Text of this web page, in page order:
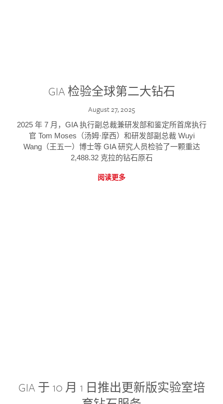
GIA 检验全球第二大钻石
August 27, 2025
2025 年 7 月，GIA 执行副总裁兼研发部和鉴定所首席执行
官 Tom Moses（汤姆·摩西）和研发部副总裁 Wuyi
Wang（王五一）博士等 GIA 研究人员检验了一颗重达
2,488.32 克拉的钻石原石
阅读更多
GIA 于 10 月 1 日推出更新版实验室培